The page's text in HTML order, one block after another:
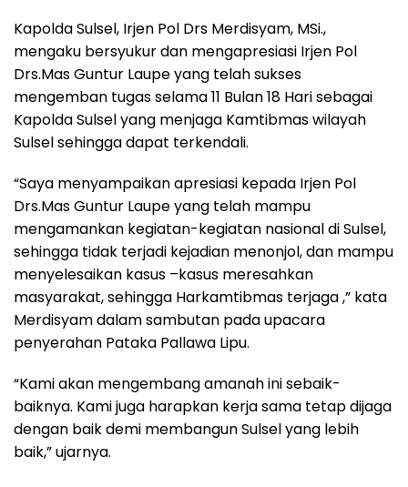
Kapolda Sulsel, Irjen Pol Drs Merdisyam, MSi.,
mengaku bersyukur dan mengapresiasi Irjen Pol
Drs.Mas Guntur Laupe yang telah sukses
mengemban tugas selama 11 Bulan 18 Hari sebagai
Kapolda Sulsel yang menjaga Kamtibmas wilayah
Sulsel sehingga dapat terkendali.
“Saya menyampaikan apresiasi kepada Irjen Pol
Drs.Mas Guntur Laupe yang telah mampu
mengamankan kegiatan-kegiatan nasional di Sulsel,
sehingga tidak terjadi kejadian menonjol, dan mampu
menyelesaikan kasus –kasus meresahkan
masyarakat, sehingga Harkamtibmas terjaga ,” kata
Merdisyam dalam sambutan pada upacara
penyerahan Pataka Pallawa Lipu.
“Kami akan mengembang amanah ini sebaik-
baiknya. Kami juga harapkan kerja sama tetap dijaga
dengan baik demi membangun Sulsel yang lebih
baik,” ujarnya.